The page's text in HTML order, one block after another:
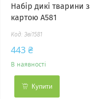
Набір дикі тварини з
картою A581
Зві1581
443 ₴
В наявності
Купити